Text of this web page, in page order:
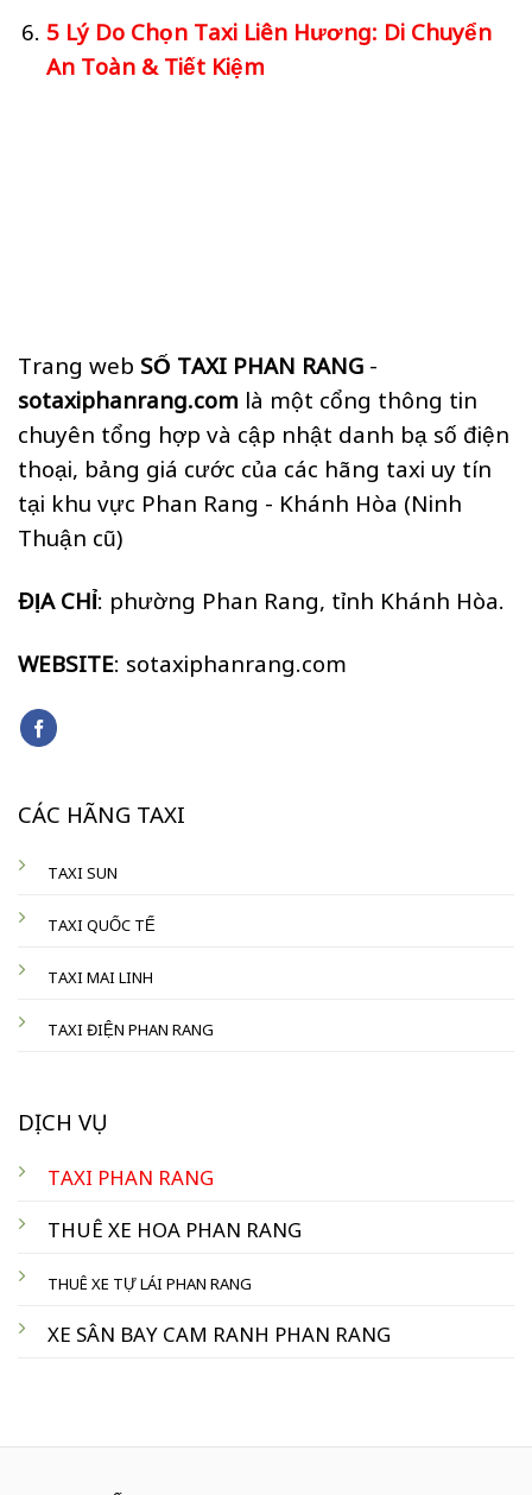
5 Lý Do Chọn Taxi Liên Hương: Di Chuyển
An Toàn & Tiết Kiệm
Trang web SỐ TAXI PHAN RANG -
sotaxiphanrang.com là một cổng thông tin
chuyên tổng hợp và cập nhật danh bạ số điện
thoại, bảng giá cước của các hãng taxi uy tín
tại khu vực Phan Rang - Khánh Hòa (Ninh
Thuận cũ)
ĐỊA CHỈ: phường Phan Rang, tỉnh Khánh Hòa.
WEBSITE: sotaxiphanrang.com
CÁC HÃNG TAXI
TAXI SUN
TAXI QUỐC TẾ
TAXI MAI LINH
TAXI ĐIỆN PHAN RANG
DỊCH VỤ
TAXI PHAN RANG
THUÊ XE HOA PHAN RANG
THUÊ XE TỰ LÁI PHAN RANG
XE SÂN BAY CAM RANH PHAN RANG